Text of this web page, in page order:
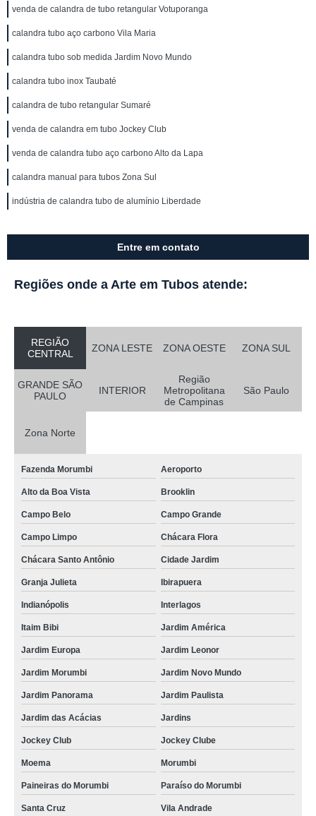
venda de calandra de tubo retangular Votuporanga
calandra tubo aço carbono Vila Maria
calandra tubo sob medida Jardim Novo Mundo
calandra tubo inox Taubaté
calandra de tubo retangular Sumaré
venda de calandra em tubo Jockey Club
venda de calandra tubo aço carbono Alto da Lapa
calandra manual para tubos Zona Sul
indústria de calandra tubo de alumínio Liberdade
Entre em contato
Regiões onde a Arte em Tubos atende:
REGIÃO
CENTRAL
ZONA LESTE ZONA OESTE ZONA SUL
GRANDE SÃO
PAULO
INTERIOR
Região
Metropolitana
de Campinas
São Paulo
Zona Norte
Fazenda Morumbi Aeroporto
Alto da Boa Vista Brooklin
Campo Belo Campo Grande
Campo Limpo Chácara Flora
Chácara Santo Antônio Cidade Jardim
Granja Julieta Ibirapuera
Indianópolis Interlagos
Itaim Bibi Jardim América
Jardim Europa Jardim Leonor
Jardim Morumbi Jardim Novo Mundo
Jardim Panorama Jardim Paulista
Jardim das Acácias Jardins
Jockey Club Jockey Clube
Moema Morumbi
Paineiras do Morumbi Paraíso do Morumbi
Santa Cruz Vila Andrade